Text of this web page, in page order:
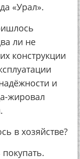
«Урал».
ли не
конструкции
и
жировал
в хозяйстве?